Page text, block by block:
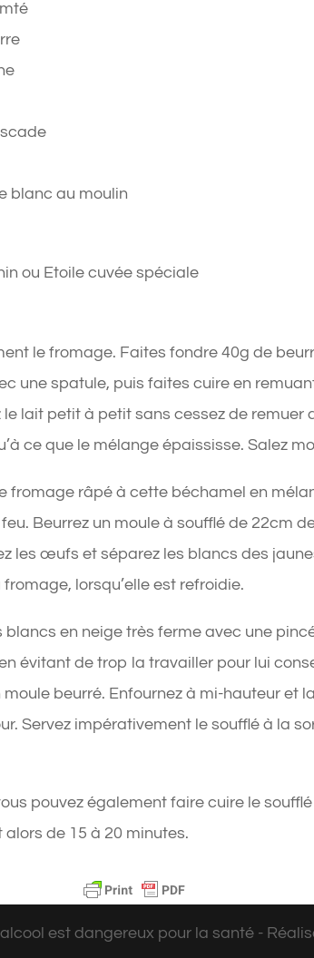
blanc au moulin
ou Etoile cuvée spéciale
le fromage. Faites fondre 40g de
une spatule, puis faites cuire en
le lait petit à petit sans cessez de remuer
ce que le mélange épaississe. Salez
fromage râpé à cette béchamel en
Beurrez un moule à soufflé de 22cm
les œufs et séparez les blancs des
lorsqu’elle est refroidie.
blancs en neige très ferme avec une
évitant de trop la travailler pour lui
beurré. Enfournez à mi-hauteur et
Servez impérativement le soufflé à la
pouvez également faire cuire le
de 15 à 20 minutes.
est dangereux pour la santé -